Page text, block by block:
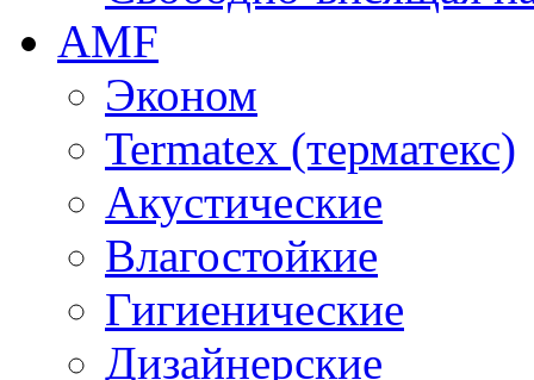
AMF
Эконом
Termatex (терматекс)
Акустические
Влагостойкие
Гигиенические
Дизайнерские